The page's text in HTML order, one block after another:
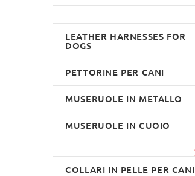
LEATHER HARNESSES FOR
DOGS
PETTORINE PER CANI
MUSERUOLE IN METALLO
MUSERUOLE IN CUOIO
COLLARI IN PELLE PER CANI